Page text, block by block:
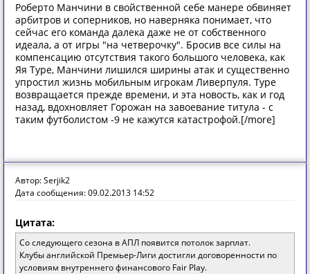
Роберто Манчини в свойственной себе манере обвиняет
арбитров и соперников, но наверняка понимает, что
сейчас его команда далека даже не от собственного
идеала, а от игры "на четверочку". Бросив все силы на
компенсацию отсутствия такого большого человека, как
Яя Туре, Манчини лишился ширины атак и существенно
упростил жизнь мобильным игрокам Ливерпуля. Туре
возвращается прежде времени, и эта новость, как и год
назад, вдохновляет Горожан на завоевание титула - с
таким футболистом -9 не кажутся катастрофой.[/more]
Автор: Serjik2
Дата сообщения: 09.02.2013 14:52
Цитата:
Со следующего сезона в АПЛ появится потолок зарплат.
Клубы английской Премьер-Лиги достигли договоренности по
условиям внутреннего финансового Fair Play.